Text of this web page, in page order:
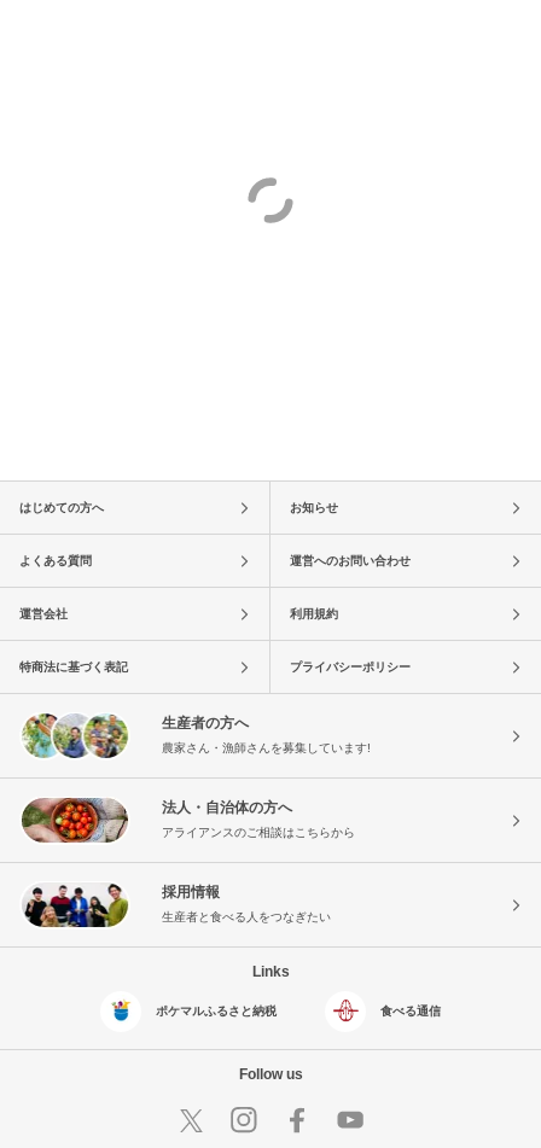
はじめての方へ お知らせ
よくある質問 運営へのお問い合わせ
運営会社 利用規約
特商法に基づく表記 プライバシーポリシー
生産者の方へ
農家さん・漁師さんを募集しています!
法人・自治体の方へ
アライアンスのご相談はこちらから
採用情報
生産者と食べる人をつなぎたい
Links
ポケマルふるさと納税 食べる通信
Follow us